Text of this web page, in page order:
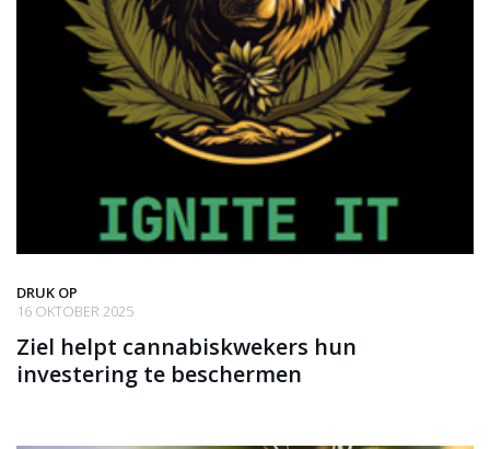
DRUK OP
16 OKTOBER 2025
Ziel helpt cannabiskwekers hun
investering te beschermen